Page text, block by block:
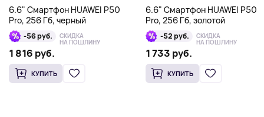
6.6" Смартфон HUAWEI P50
Pro, 256 Гб, черный
-56 руб. СКИДКА
НА ПОШЛИНУ
1 816 руб.
КУПИТЬ
6.6" Смартфон HUAWEI P50
Pro, 256 Гб, золотой
-52 руб. СКИДКА
НА ПОШЛИНУ
1 733 руб.
КУПИТЬ